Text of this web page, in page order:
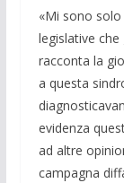
«Mi sono
legislative
racconta la
a questa
evidenza
ad altre
campagna